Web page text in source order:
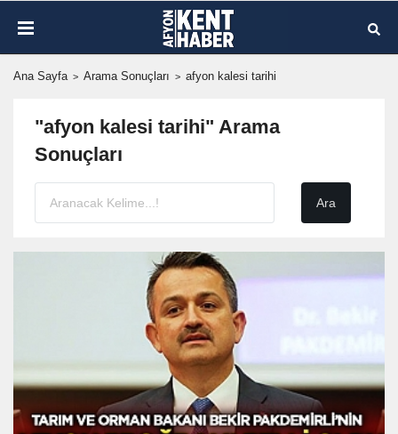
Ana Sayfa Arama Sonuçları afyon kalesi tarihi
"afyon kalesi tarihi" Arama
Sonuçları